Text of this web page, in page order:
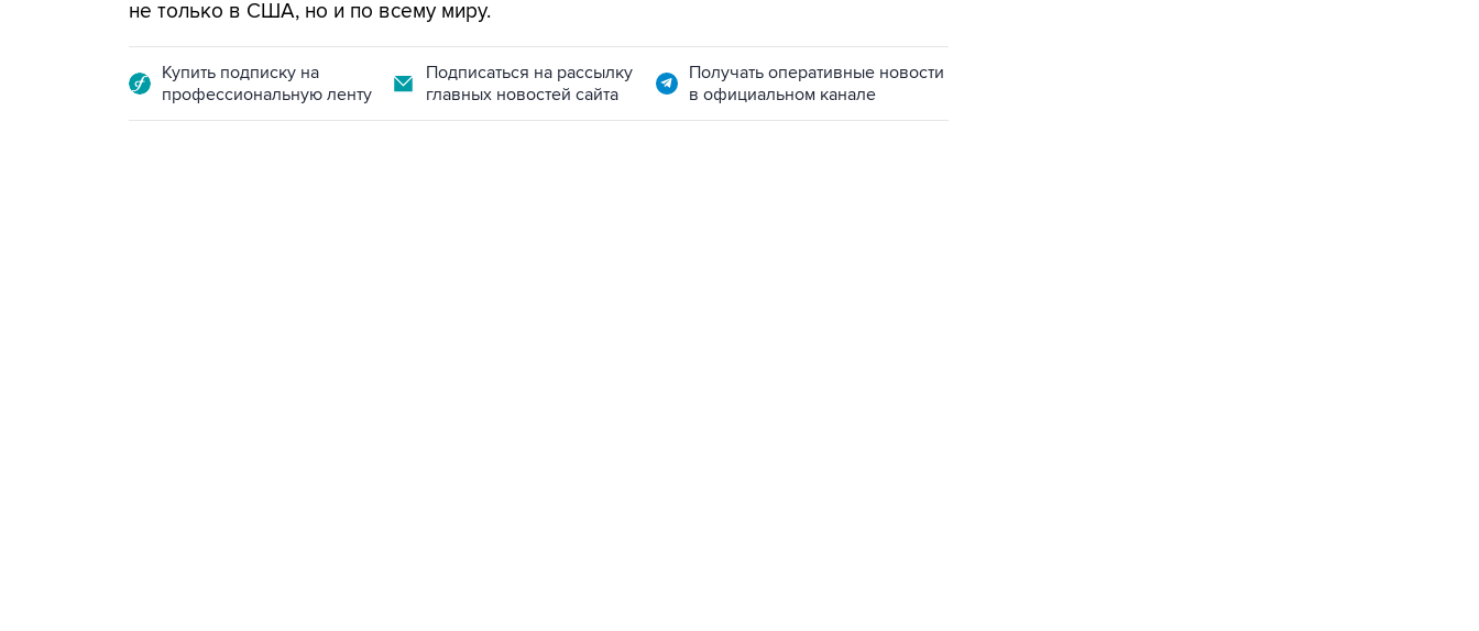
не только в США, но и по всему миру.
Купить подписку на
профессиональную ленту
Подписаться на рассылку
главных новостей сайта
Получать оперативные новости
в официальном канале